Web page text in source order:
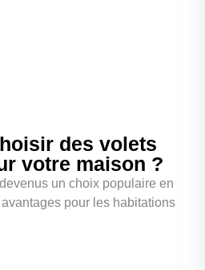
des volets
votre maison ?
un choix populaire en
pour les habitations